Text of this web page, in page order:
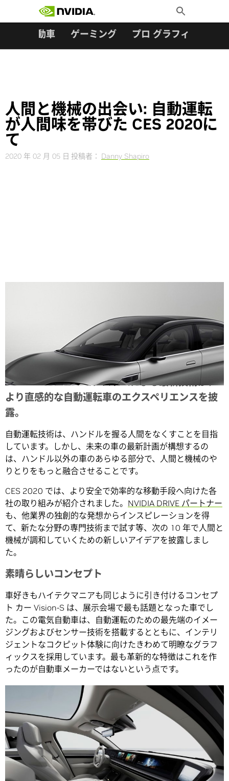
Toggle
Search
自動車 ゲーミング プロ グラフィックス
人間と機械の出会い: 自動運転
が人間味を帯びた CES 2020に
て
2020 年 02 月 05 日 投稿者： Danny Shapiro
NVIDIA DRIVE エコシステムによる最新技術が、
より直感的な自動運転車のエクスペリエンスを披
露。
自動運転技術は、ハンドルを握る人間をなくすことを目指
しています。しかし、未来の車の最新計画が構想するの
は、ハンドル以外の車のあらゆる部分で、人間と機械のや
りとりをもっと融合させることです。
CES 2020 では、より安全で効率的な移動手段へ向けた各
社の取り組みが紹介されました。 NVIDIA DRIVE パートナー
も、他業界の独創的な発想からインスピレーションを得
て、新たな分野の専門技術まで試す等、次の 10 年で人間と
機械が調和していくための新しいアイデアを披露しまし
た。
素晴らしいコンセプト
車好きもハイテクマニアも同じように引き付けるコンセプ
ト カー Vision-S は、展示会場で最も話題となった車でし
た。この電気自動車は、自動運転のための最先端のイメー
ジングおよびセンサー技術を搭載するとともに、インテリ
ジェントなコクピット体験に向けたきわめて明瞭なグラフ
ィックスを採用しています。最も革新的な特徴はこれを作
ったのが自動車メーカーではないという点です。